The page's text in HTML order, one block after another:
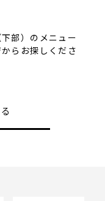
部）のメニュー
らお探しくださ